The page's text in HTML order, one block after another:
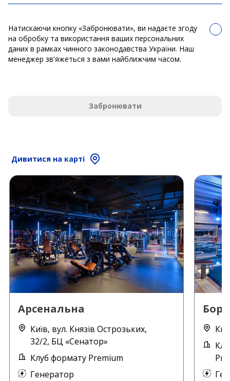
Натискаючи кнопку «Забронювати», ви надаєте згоду
на обробку та використання ваших персональних
даних в рамках чинного законодавства України. Наш
менеджер зв'яжеться з вами найближчим часом.
Забронювати
Дивитися на карті
Арсенальна
Київ, вул. Князів Острозьких,
32/2, БЦ «Сенатор»
Клуб формату Premium
Генератор